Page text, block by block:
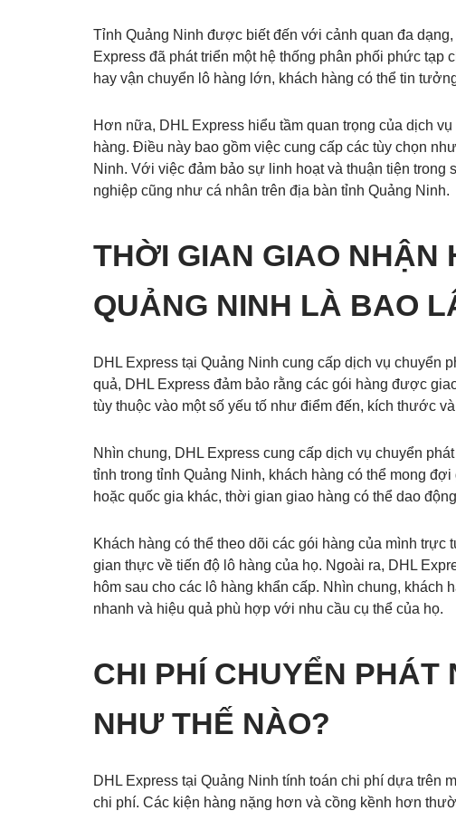
Tỉnh Quảng Ninh được biết đến với cảnh quan đa
Express đã phát triển một hệ thống phân phối phức
hay vận chuyển lô hàng lớn, khách hàng có thể tin
Hơn nữa, DHL Express hiểu tầm quan trọng của dịch
hàng. Điều này bao gồm việc cung cấp các tùy chọn
Ninh. Với việc đảm bảo sự linh hoạt và thuận tiện trong
nghiệp cũng như cá nhân trên địa bàn tỉnh Quảng Ninh.
THỜI GIAN GIAO NHẬN
QUẢNG NINH LÀ BAO
DHL Express tại Quảng Ninh cung cấp dịch vụ chuyển
quả, DHL Express đảm bảo rằng các gói hàng được
tùy thuộc vào một số yếu tố như điểm đến, kích thước
Nhìn chung, DHL Express cung cấp dịch vụ chuyển
tỉnh trong tỉnh Quảng Ninh, khách hàng có thể mong
hoặc quốc gia khác, thời gian giao hàng có thể dao
Khách hàng có thể theo dõi các gói hàng của mình
gian thực về tiến độ lô hàng của họ. Ngoài ra, DHL
hôm sau cho các lô hàng khẩn cấp. Nhìn chung,
nhanh và hiệu quả phù hợp với nhu cầu cụ thể của họ.
CHI PHÍ CHUYỂN
NHƯ THẾ NÀO?
DHL Express tại Quảng Ninh tính toán chi phí dựa trên
chi phí. Các kiện hàng nặng hơn và cồng kềnh hơn